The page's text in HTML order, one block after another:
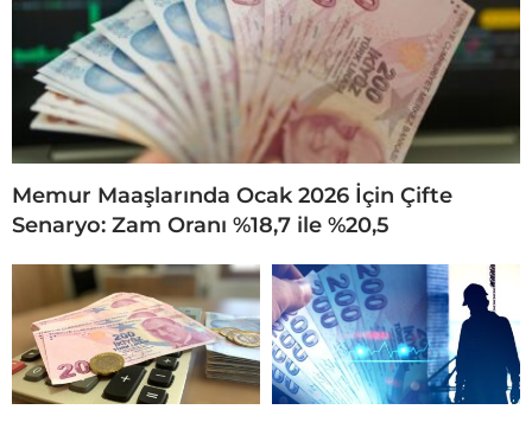
Memur Maaşlarında Ocak 2026 İçin Çifte
Senaryo: Zam Oranı %18,7 ile %20,5